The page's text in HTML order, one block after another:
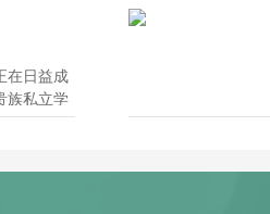
作为专
在日益成
族私立学
级贵族寄